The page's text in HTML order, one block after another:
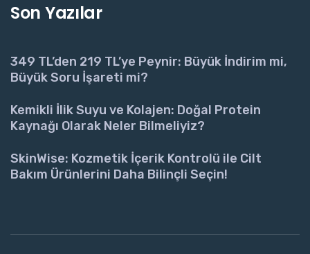
Son Yazılar
349 TL’den 219 TL’ye Peynir: Büyük İndirim mi,
Büyük Soru İşareti mi?
Kemikli İlik Suyu ve Kolajen: Doğal Protein
Kaynağı Olarak Neler Bilmeliyiz?
SkinWise: Kozmetik İçerik Kontrolü ile Cilt
Bakım Ürünlerini Daha Bilinçli Seçin!